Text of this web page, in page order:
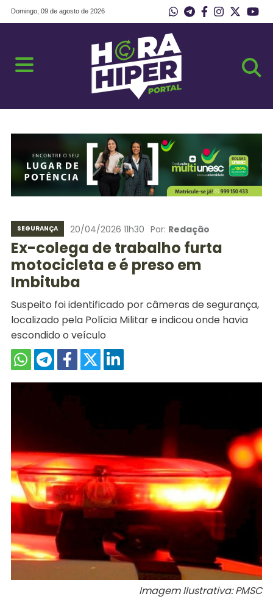
Domingo, 09 de agosto de 2026
SEGURANÇA 20/04/2026 11h30 Por: Redação
Ex-colega de trabalho furta
motocicleta e é preso em
Imbituba
Suspeito foi identificado por câmeras de segurança,
localizado pela Polícia Militar e indicou onde havia
escondido o veículo
Imagem Ilustrativa: PMSC